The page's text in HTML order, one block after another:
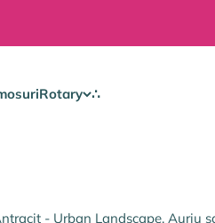
Rotary ∴
- Urban Landscape, Auriu